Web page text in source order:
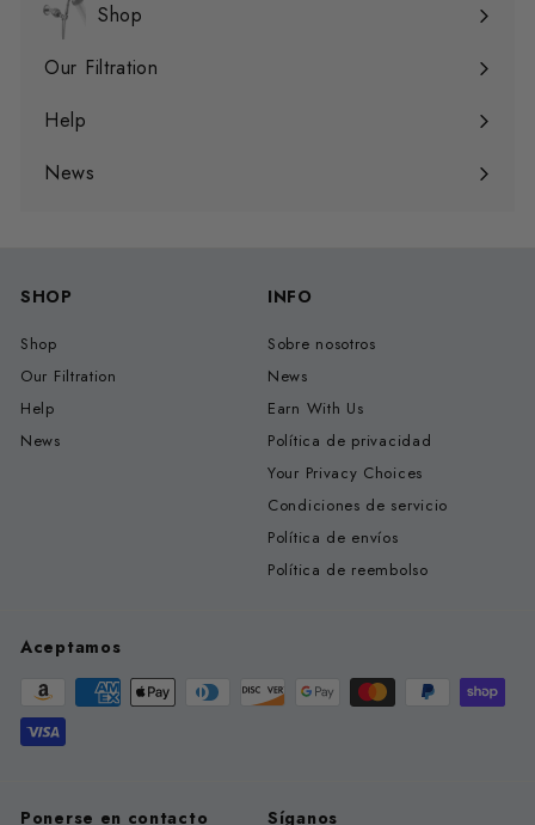
Shop
Expandir
menú
Our Filtration
Expandir
menú
Help
Expandir
menú
News
SHOP
Shop
Our Filtration
Help
News
INFO
Sobre nosotros
News
Earn With Us
Política de privacidad
Your Privacy Choices
Condiciones de servicio
Política de envíos
Política de reembolso
Aceptamos
Ponerse en contacto Síganos